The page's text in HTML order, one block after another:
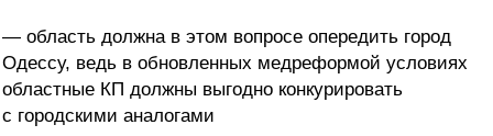
— область должна в этом вопросе опередить город
Одессу, ведь в обновленных медреформой условиях
областные КП должны выгодно конкурировать
с городскими аналогами